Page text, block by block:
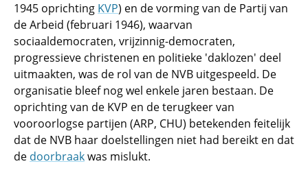
1945 oprichting KVP) en de vorming van de Partij van
de Arbeid (februari 1946), waarvan
sociaaldemocraten, vrijzinnig-democraten,
progressieve christenen en politieke 'daklozen' deel
uitmaakten, was de rol van de NVB uitgespeeld. De
organisatie bleef nog wel enkele jaren bestaan. De
oprichting van de KVP en de terugkeer van
vooroorlogse partijen (ARP, CHU) betekenden feitelijk
dat de NVB haar doelstellingen niet had bereikt en dat
de doorbraakwas mislukt.